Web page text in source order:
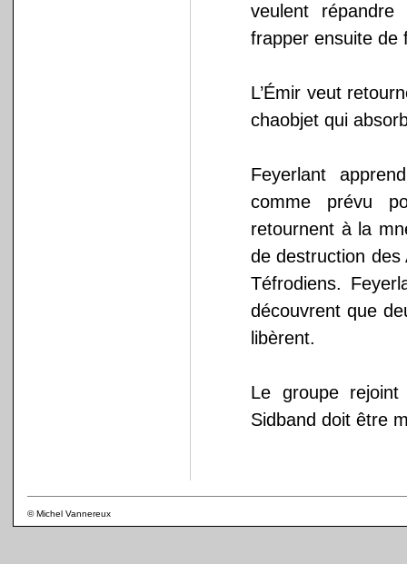
veulent
frapper ensuite de
L’Émir veut
chaobjet qui
Feyerlant
comme prévu
retournent à la
de destruction des
Téfrodiens.
découvrent que
libèrent.
Le groupe
Sidband doit être
© Michel Vannereux